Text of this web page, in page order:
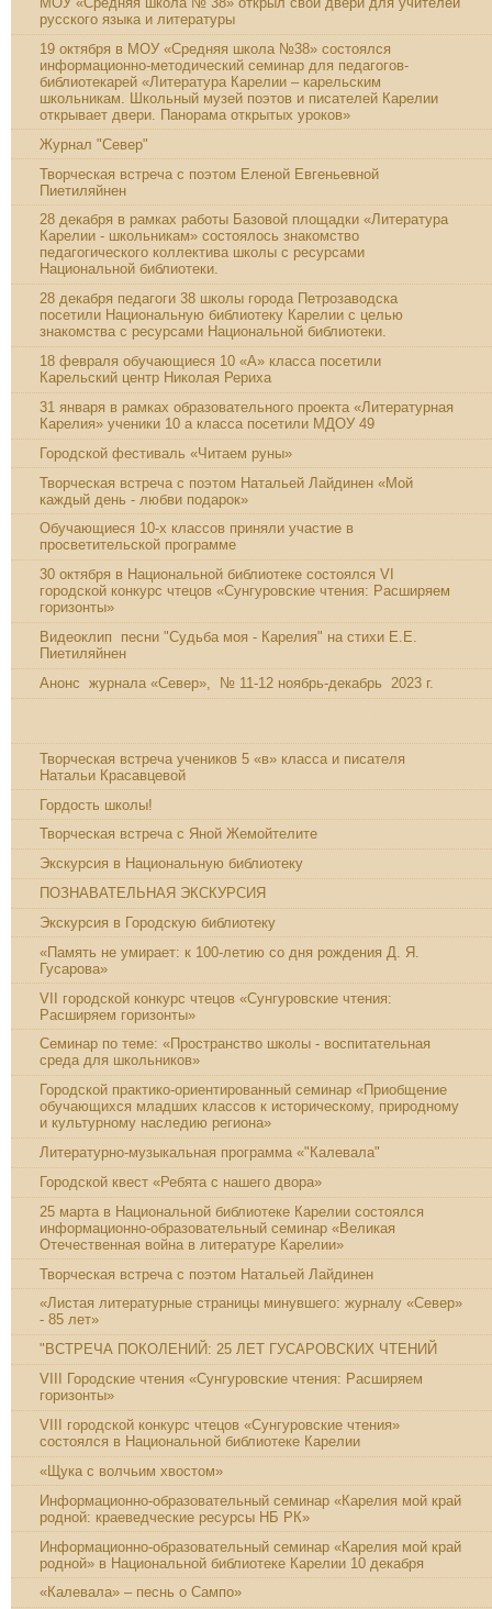
русского языка и литературы
19 октября в МОУ «Средняя школа №38» состоялся
информационно-методический семинар для педагогов-
библиотекарей «Литература Карелии – карельским
школьникам. Школьный музей поэтов и писателей Карелии
открывает двери. Панорама открытых уроков»
Журнал "Север"
Творческая встреча с поэтом Еленой Евгеньевной
Пиетиляйнен
28 декабря в рамках работы Базовой площадки «Литература
Карелии - школьникам» состоялось знакомство
педагогического коллектива школы с ресурсами
Национальной библиотеки.
28 декабря педагоги 38 школы города Петрозаводска
посетили Национальную библиотеку Карелии с целью
знакомства с ресурсами Национальной библиотеки.
18 февраля обучающиеся 10 «А» класса посетили
Карельский центр Николая Рериха
31 января в рамках образовательного проекта «Литературная
Карелия» ученики 10 а класса посетили МДОУ 49
Городской фестиваль «Читаем руны»
Творческая встреча с поэтом Натальей Лайдинен «Мой
каждый день - любви подарок»
Обучающиеся 10-х классов приняли участие в
просветительской программе
30 октября в Национальной библиотеке состоялся VI
городской конкурс чтецов «Сунгуровские чтения: Расширяем
горизонты»
Видеоклип песни "Судьба моя - Карелия" на стихи Е.Е.
Пиетиляйнен
Анонс журнала «Север», № 11-12 ноябрь-декабрь 2023 г.
Творческая встреча учеников 5 «в» класса и писателя
Натальи Красавцевой
Гордость школы!
Творческая встреча с Яной Жемойтелите
Экскурсия в Национальную библиотеку
ПОЗНАВАТЕЛЬНАЯ ЭКСКУРСИЯ
Экскурсия в Городскую библиотеку
«Память не умирает: к 100-летию со дня рождения Д. Я.
Гусарова»
VII городской конкурс чтецов «Сунгуровские чтения:
Расширяем горизонты»
Семинар по теме: «Пространство школы - воспитательная
среда для школьников»
Городской практико-ориентированный семинар «Приобщение
обучающихся младших классов к историческому, природному
и культурному наследию региона»
Литературно-музыкальная программа «"Калевала"
Городской квест «Ребята с нашего двора»
25 марта в Национальной библиотеке Карелии состоялся
информационно-образовательный семинар «Великая
Отечественная война в литературе Карелии»
Творческая встреча с поэтом Натальей Лайдинен
«Листая литературные страницы минувшего: журналу «Север»
- 85 лет»
"ВСТРЕЧА ПОКОЛЕНИЙ: 25 ЛЕТ ГУСАРОВСКИХ ЧТЕНИЙ
VIII Городские чтения «Сунгуровские чтения: Расширяем
горизонты»
VIII городской конкурс чтецов «Сунгуровские чтения»
состоялся в Национальной библиотеке Карелии
«Щука с волчьим хвостом»
Информационно-образовательный семинар «Карелия мой край
родной: краеведческие ресурсы НБ РК»
Информационно-образовательный семинар «Карелия мой край
родной» в Национальной библиотеке Карелии 10 декабря
«Калевала» – песнь о Сампо»